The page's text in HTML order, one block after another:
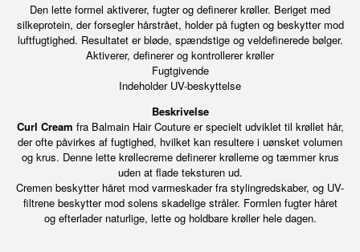
Den lette formel aktiverer, fugter og definerer krøller. Beriget med
silkeprotein, der forsegler hårstrået, holder på fugten og beskytter mod
luftfugtighed. Resultatet er bløde, spændstige og veldefinerede bølger.
Aktiverer, definerer og kontrollerer krøller
Fugtgivende
Indeholder UV-beskyttelse
Beskrivelse
Curl Cream fra Balmain Hair Couture er specielt udviklet til krøllet hår,
der ofte påvirkes af fugtighed, hvilket kan resultere i uønsket volumen
og krus. Denne lette krøllecreme definerer krøllerne og tæmmer krus
uden at flade teksturen ud.
Cremen beskytter håret mod varmeskader fra stylingredskaber, og UV-
filtrene beskytter mod solens skadelige stråler. Formlen fugter håret
og efterlader naturlige, lette og holdbare krøller hele dagen.